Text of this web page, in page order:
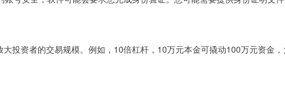
投资者的交易规模。例如，10倍杠杆，10万元本金可撬动100万元资金，